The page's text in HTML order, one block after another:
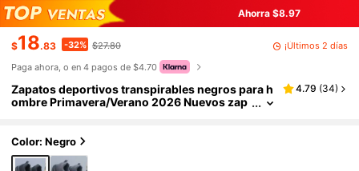
Ahorra $8.97
$18.83 -32% $27.80
¡Últimos 2 días
Paga ahora, o en 4 pagos de $4.70
Zapatos deportivos transpirables negros para h
ombre Primavera/Verano 2026 Nuevos zap
4.79 (34)
Color: Negro